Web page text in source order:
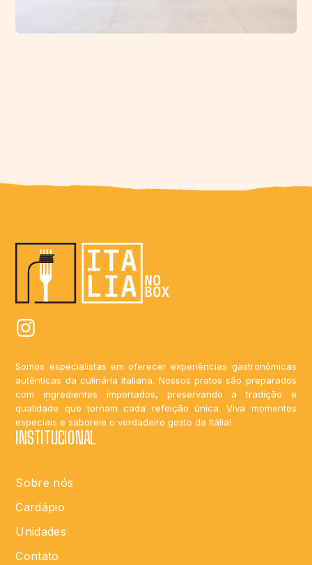
Somos especialistas em oferecer experiências gastronômicas
autênticas da culinária italiana. Nossos pratos são preparados
com ingredientes importados, preservando a tradição e
qualidade que tornam cada refeição única. Viva momentos
especiais e saboreie o verdadeiro gosto da Itália!
INSTITUCIONAL
Sobre nós
Cardápio
Unidades
Contato